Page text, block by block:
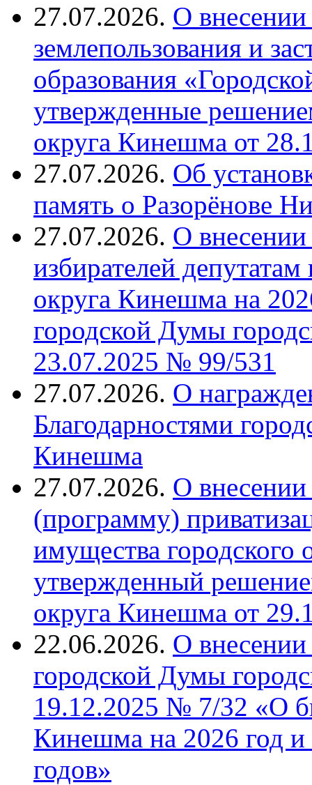
27.07.2026. О
землепользования и
образования
утвержденные
округа Кинешма от
27.07.2026. Об
память о Разорёнове
27.07.2026. О внесении
избирателей
округа Кинешма на
городской Думы
23.07.2025 № 99/531
27.07.2026. О
Благодарностями
Кинешма
27.07.2026. О
(программу)
имущества
утвержденный
округа Кинешма от
22.06.2026. О
городской Думы
19.12.2025 № 7/32 «О
Кинешма на 2026 год
годов»